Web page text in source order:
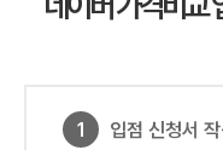
1 입점 신청서